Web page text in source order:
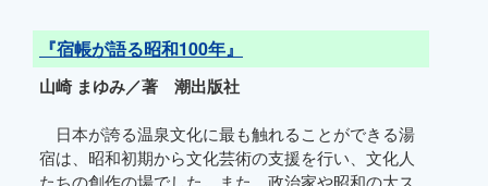
『宿帳が語る昭和100年』
山崎 まゆみ／著 潮出版社
日本が誇る温泉文化に最も触れることができる湯
宿は、昭和初期から文化芸術の支援を行い、文化人
たちの創作の場でした。また、政治家や昭和の大ス